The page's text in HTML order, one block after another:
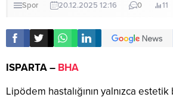
Spor 20.12.2025 12:16 0 11
ISPARTA – BHA
Lipödem hastalığının yalnızca estetik